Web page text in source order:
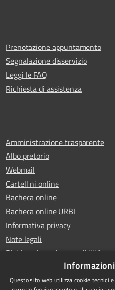
Prenotazione appuntamento
Segnalazione disservizio
Leggi le FAQ
Richiesta di assistenza
Amministrazione trasparente
Albo pretorio
Webmail
Cartellini online
Bacheca online
Bacheca online URBI
Informativa privacy
Note legali
Dichiarazione di accessibilità
Questo sito web utilizza cookie tecnici